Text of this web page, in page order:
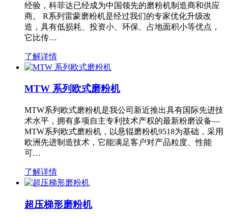
经验，科菲达已经成为中国领先的磨粉机制造商和供应
商。 R系列雷蒙磨粉机是经过我们的专家优化升级改
造，具有低损耗、投资小、环保、占地面积小等优点，
它比传…
了解详情
MTW 系列欧式磨粉机
MTW系列欧式磨粉机是我公司新近推出具有国际先进技
术水平，拥有多项自主专利技术产权的最新粉磨设备—
MTW系列欧式磨粉机，以悬辊磨粉机9518为基础，采用
欧洲先进制造技术，它能满足客户对产品粒度、性能
可…
了解详情
超压梯形磨粉机